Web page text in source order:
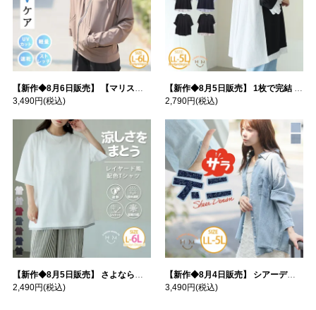
【新作◆8月6日販売】 【マリスポーツ】 運動初心者さんのための フード付き パーカー | 大きいサイズの通販ならハッピーマリリン
3,490円(税込)
【新作◆8月5日販売】 1枚で完結 袖口＆バック フハク使い トップス | 大きいサイズの通販ならハッピーマリリン
2,790円(税込)
【新作◆8月5日販売】 さよなら猛暑 涼しさを着る 遮熱 接触冷感 吸水・速乾 五分袖 コンフォートメッシュ 配色レイヤード 風ゆる Tシャツ | 大きいサイズの通販ならハッピーマリリン
2,490円(税込)
【新作◆8月4日販売】 シアーデニムで お洒落に肌隠し | 大きいサイズの通販ならハッピーマリリン
3,490円(税込)